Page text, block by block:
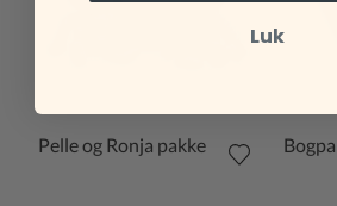
Pelle og Ronja pakke
Luk